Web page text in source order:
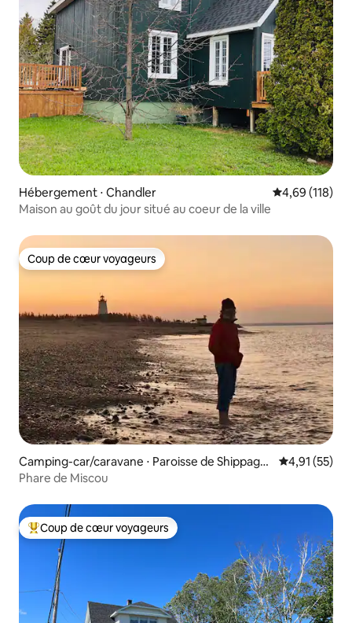
Hébergement ⋅ Chandler Évaluation
4,69 (118)
Maison au goût du jour situé au coeur de la ville
Coup de cœur voyageurs
Coup de cœur voyageurs
Camping-car/caravane ⋅ Paroisse de Shippaga
n
Évaluation
4,91 (55)
Phare de Miscou
Coups de cœur voyageurs les plus appréciés
Coup de cœur voyageurs